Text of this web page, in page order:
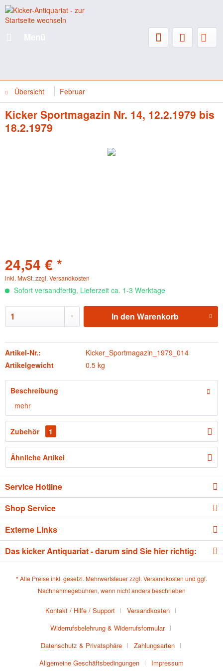
Übersicht Februar
Kicker Sportmagazin Nr. 14, 12.2.1979 bis
18.2.1979
24,54 € *
inkl. MwSt. zzgl. Versandkosten
Sofort versandfertig, Lieferzeit ca. 1-3 Werktage
In den Warenkorb
Artikel-Nr.:
Kicker_Sportmagazin_1979_014
Artikelgewicht
0.5 kg
Beschreibung
mehr
Zubehör 1
Ähnliche Artikel
Service Hotline
Shop Service
Externe Links
Das kicker Antiquariat - darum sind Sie hier richtig:
* Alle Preise inkl. gesetzl. Mehrwertsteuer zzgl. Versandkosten und ggf.
Nachnahmegebühren, wenn nicht anders beschrieben
Kontakt / Hilfe / Support
Versandkosten
Widerrufsbelehrung & Widerrufsformular
Datenschutz & Privatsphäre
Zahlungsarten
Allgemeine Geschäftsbedingungen
Impressum